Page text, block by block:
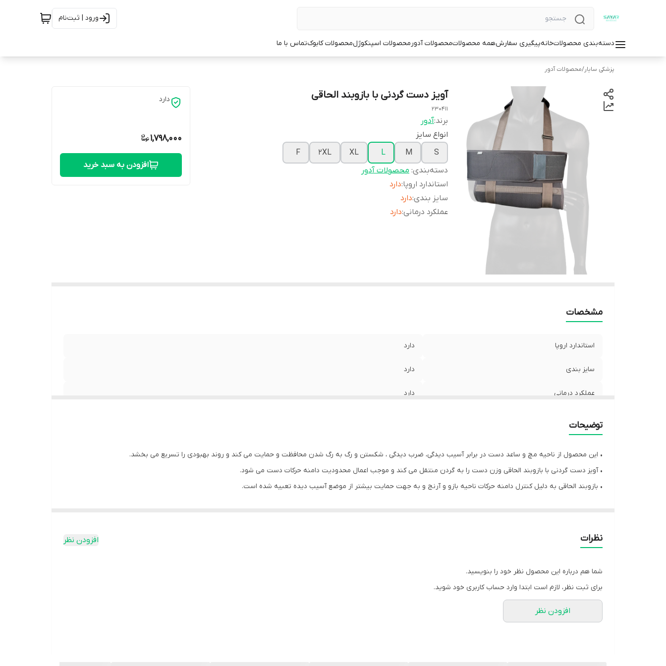
ورود | ثبت‌نام
دسته‌بندی محصولاتخانهپیگیری سفارشهمه محصولاتمحصولات آدورمحصولات اسپنکوژلمحصولات کابوکتماس با ما
پزشکی سایار/محصولات آدور
آویز دست گردنی با بازوبند الحاقی
230411
برند:آدور
انواع سایز
S
M
L
XL
2XL
F
دسته‌بندی: محصولات آدور
استاندارد اروپا:دارد
سایز بندی:دارد
عملکرد درمانی:دارد
دارد
1,798,000
افزودن به سبد خرید
مشخصات
استاندارد اروپا دارد
سایز بندی دارد
عملکرد درمانی دارد
توضیحات
• این محصول از ناحیه مچ و ساعد دست در برابر آسیب دیدگی، ضرب دیدگی ، شکستن و رگ به رگ شدن محافظت و حمایت می کند و روند بهبودی را تسریع می بخشد.
• آویز دست گردنی با بازوبند الحاقی وزن دست را به گردن منتقل می کند و موجب اعمال محدودیت دامنه حرکات دست می شود.
• بازوبند الحاقی به دلیل کنترل دامنه حرکات ناحیه بازو و آرنج و به جهت حمایت بیشتر از موضع آسیب دیده تعبیه شده است.
• محفاظت و حمایت از ناحیه ساعد و مچ دست
• تسکین درد و تورم به وسیله بند قابل تنظیم زاویه آرنج
• محدود کننده دامنه حرکتی ناحیه آرنج و بازو و حمایت بیشتر از ناحیه آسیب دیده دست بوسیله بازوبند الحاقی
نظرات افزودن نظر
شما هم درباره این محصول نظر خود را بنویسید.
برای ثبت نظر، لازم است ابتدا وارد حساب کاربری خود شوید.
افزودن نظر